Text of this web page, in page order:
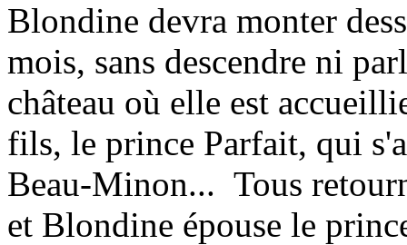
Blondine devra monter
mois, sans descendre ni
château où elle est
fils, le prince Parfait, qui
Beau-Minon... Tous
et Blondine épouse le